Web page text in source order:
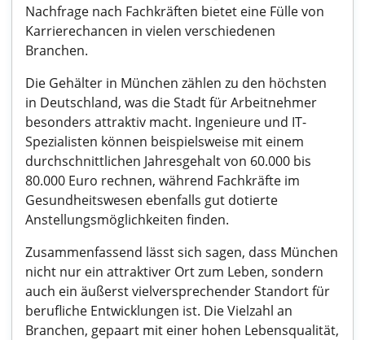
Nachfrage nach Fachkräften bietet eine Fülle von
Karrierechancen in vielen verschiedenen
Branchen.
Die Gehälter in München zählen zu den höchsten
in Deutschland, was die Stadt für Arbeitnehmer
besonders attraktiv macht. Ingenieure und IT-
Spezialisten können beispielsweise mit einem
durchschnittlichen Jahresgehalt von 60.000 bis
80.000 Euro rechnen, während Fachkräfte im
Gesundheitswesen ebenfalls gut dotierte
Anstellungsmöglichkeiten finden.
Zusammenfassend lässt sich sagen, dass München
nicht nur ein attraktiver Ort zum Leben, sondern
auch ein äußerst vielversprechender Standort für
berufliche Entwicklungen ist. Die Vielzahl an
Branchen, gepaart mit einer hohen Lebensqualität,